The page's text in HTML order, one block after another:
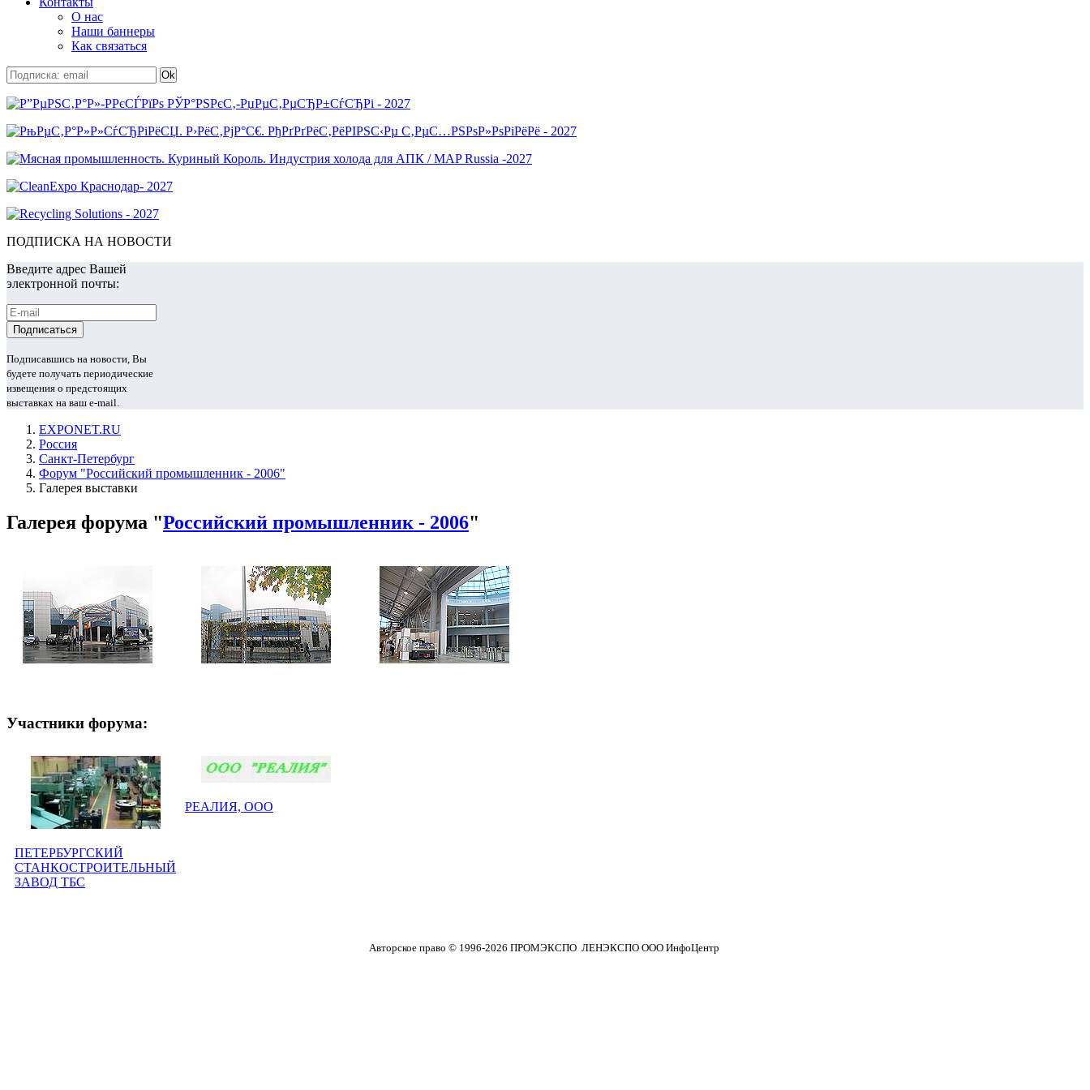
О нас
Наши баннеры
Как связаться
ПОДПИСКА НА НОВОСТИ
Введите адрес Вашей
электронной почты:
Подписавшись на новости, Вы
будете получать периодические
извещения о предстоящих
выставках на ваш e-mail.
EXPONET.RU
Россия
Санкт-Петербург
Форум "Российский промышленник - 2006"
Галерея выставки
Галерея форума "Российский промышленник - 2006"
Участники форума:
ПЕТЕРБУРГСКИЙ
СТАНКОСТРОИТЕЛЬНЫЙ
ЗАВОД ТБС
РЕАЛИЯ, ООО
Авторское право © 1996-2026 ПРОМЭКСПО ЛЕНЭКСПО ООО ИнфоЦентр